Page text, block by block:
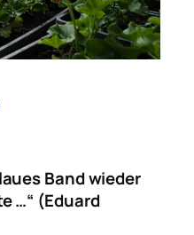
Band wieder
…“ (Eduard